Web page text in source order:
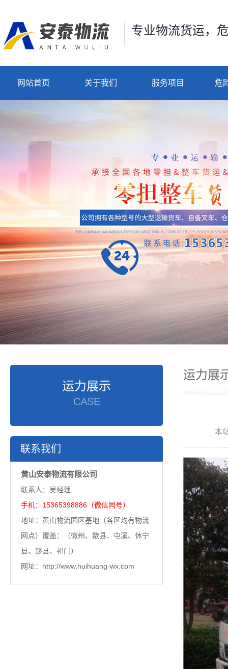
专业物流货运，
网站首页 关于我们 服务项目 危
运力展示
CASE
联系我们
黄山安泰物流有限公司
联系人：吴经理
手机：15365398886（微信同号）
地址：黄山物流园区基地（各区均有物流
网点）覆盖：（徽州、歙县、屯溪、休宁
县、黟县、祁门）
网址：http://www.huihuang-wx.com
运力展
本